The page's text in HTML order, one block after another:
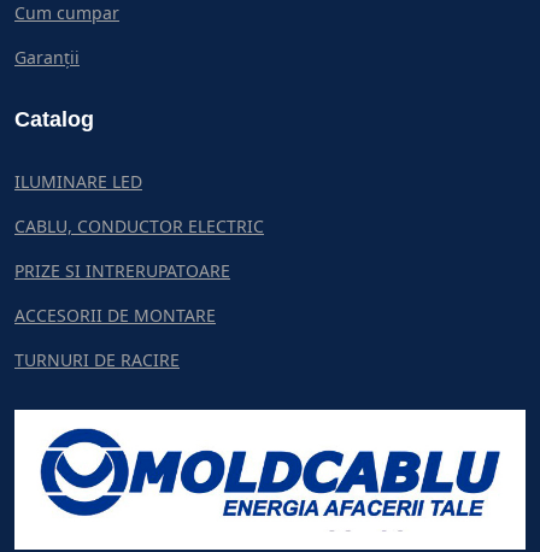
Cum cumpar
Garanții
Catalog
ILUMINARE LED
CABLU, CONDUCTOR ELECTRIC
PRIZE SI INTRERUPATOARE
ACCESORII DE MONTARE
TURNURI DE RACIRE